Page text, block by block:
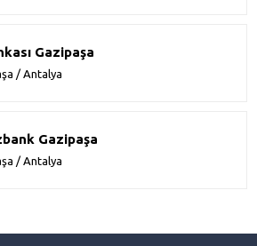
Gazipaşa
/ Antalya
Gazipaşa
/ Antalya